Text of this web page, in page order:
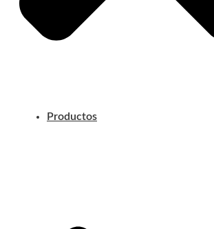
Productos